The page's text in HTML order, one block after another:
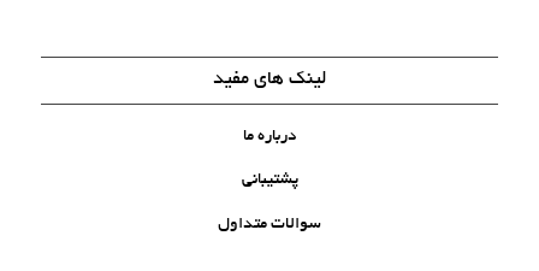
لینک های مفید
درباره ما
پشتیبانی
سوالات متداول